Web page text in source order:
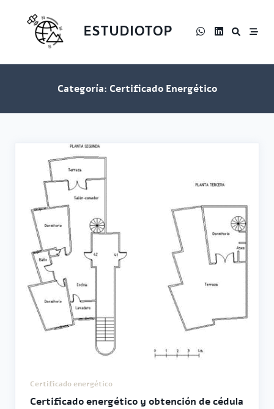
ESTUDIOTOP
Categoría: Certificado Energético
Certificado energético
Certificado energético y obtención de cédula